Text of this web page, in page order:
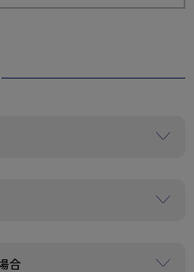
切商品に同封しておりませ
合